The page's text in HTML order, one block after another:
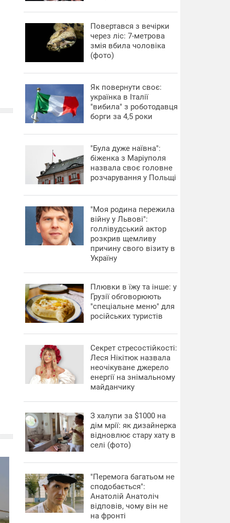
Повертався з вечірки
через ліс: 7-метрова
змія вбила чоловіка
(фото)
​Як повернути своє:
українка в Італії
"вибила" з роботодавця
борги за 4,5 роки
"Була дуже наївна":
біженка з Маріуполя
назвала своє головне
розчарування у Польщі
"Моя родина пережила
війну у Львові":
голлівудський актор
розкрив щемливу
причину свого візиту в
Україну
Плювки в їжу та інше: у
Грузії обговорюють
"спеціальне меню" для
російських туристів
Секрет стресостійкості:
Леся Нікітюк назвала
неочікуване джерело
енергії на знімальному
майданчику
З халупи за $1000 на
дім мрії: як дизайнерка
відновлює стару хату в
селі (фото)
"Перемога багатьом не
сподобається":
Анатолій Анатоліч
відповів, чому він не
на фронті